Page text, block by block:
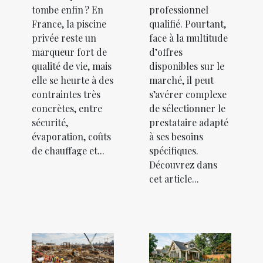
tombe enfin ? En
France, la piscine
privée reste un
marqueur fort de
qualité de vie, mais
elle se heurte à des
contraintes très
concrètes, entre
sécurité,
évaporation, coûts
de chauffage et...
professionnel
qualifié. Pourtant,
face à la multitude
d’offres
disponibles sur le
marché, il peut
s’avérer complexe
de sélectionner le
prestataire adapté
à ses besoins
spécifiques.
Découvrez dans
cet article...